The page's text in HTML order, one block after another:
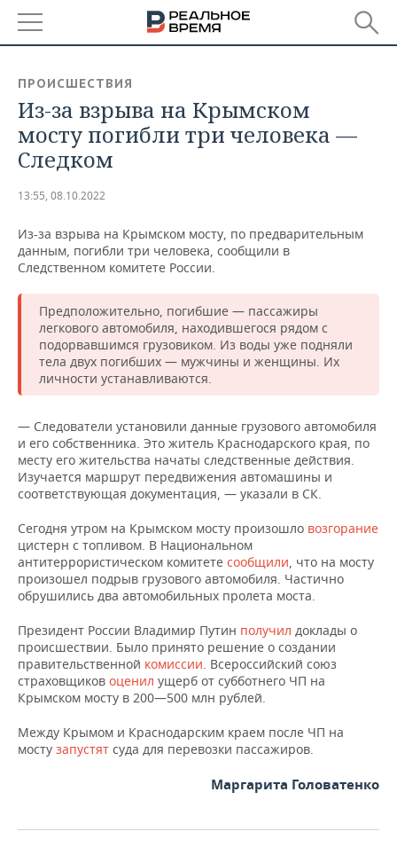
БАШКОРТОСТАН
ТАТАРСТАН
НОВОСТИ
АНАЛИТИКА
ДЕКЛАРАЦИИ О ДОХОДАХ
КОРОЛИ ГОСЗАКАЗА ПФО
ВУЗЫ ТАТАРСТАНА
КОМУ ПРИНАДЛЕЖАТ
ТОРГОВЫЕ ЦЕНТРЫ
ТАТАРСТАНА
НОВОСТИ ЭКОНОМИКИ
ФИНАНСЫ
БАНКИ
БЮДЖЕТ
ИНВЕСТИЦИИ
ПРОМЫШЛЕННОСТЬ
НОВОСТИ
АГРОПРОМ
МАШИНОСТРОЕНИЕ
НЕФТЬ
ОПК
ЭНЕРГЕТИКА
НЕДВИЖИМОСТЬ
НОВОСТИ НЕДВИЖИМОСТИ
АВТО
НОВОСТИ АВТО
БИЗНЕС
НОВОСТИ БИЗНЕСА
РОЗНИЧНАЯ ТОРГОВЛЯ
ТРАНСПОРТ
ТЕХНОЛОГИИ
НОВОСТИ ТЕХНОЛОГИЙ
IT
ТЕЛЕКОММУНИКАЦИИ
МЕРОПРИЯТИЯ
НОВОСТИ МЕРОПРИЯТИЙ
БИЗНЕС-БРАНЧИ
ONLINE-КОНФЕРЕНЦИИ
ОТКРЫТАЯ ЛЕКЦИЯ
СПОРТ
ФУТБОЛ
ХОККЕЙ
БАСКЕТБОЛ
ВОЛЕЙБОЛ
ФИГУРНОЕ КАТАНИЕ
НОВОСТИ ОБЩЕСТВА
ВЛАСТЬ
ИНФРАСТРУКТУРА
ИСТОРИЯ
МЕДИЦИНА
ФОТОГАЛЕРЕЯ
СЮЖЕТЫ
СПРАВОЧНИК
СПИСОК ПЕРСОН
ПОЛНАЯ ВЕРСИЯ
ПРОИСШЕСТВИЯ
Из-за взрыва на Крымском
мосту погибли три человека —
Следком
13:55, 08.10.2022
Из-за взрыва на Крымском мосту, по предварительным
данным, погибли три человека, сообщили в
Следственном комитете России.
Предположительно, погибшие — пассажиры
легкового автомобиля, находившегося рядом с
подорвавшимся грузовиком. Из воды уже подняли
тела двух погибших — мужчины и женщины. Их
личности устанавливаются.
— Следователи установили данные грузового автомобиля
и его собственника. Это житель Краснодарского края, по
месту его жительства начаты следственные действия.
Изучается маршрут передвижения автомашины и
соответствующая документация, — указали в СК.
Сегодня утром на Крымском мосту произошло возгорание
цистерн с топливом. В Национальном
антитеррористическом комитете сообщили, что на мосту
произошел подрыв грузового автомобиля. Частично
обрушились два автомобильных пролета моста.
Президент России Владимир Путин получил доклады о
происшествии. Было принято решение о создании
правительственной комиссии. Всероссийский союз
страховщиков оценил ущерб от субботнего ЧП на
Крымском мосту в 200—500 млн рублей.
Между Крымом и Краснодарским краем после ЧП на
мосту запустят суда для перевозки пассажиров.
Маргарита Головатенко